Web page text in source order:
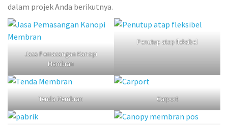
dalam projek Anda berikutnya.
Jasa Pemasangan Kanopi
Membran
Penutup atap fleksibel
Tenda Membran Carport